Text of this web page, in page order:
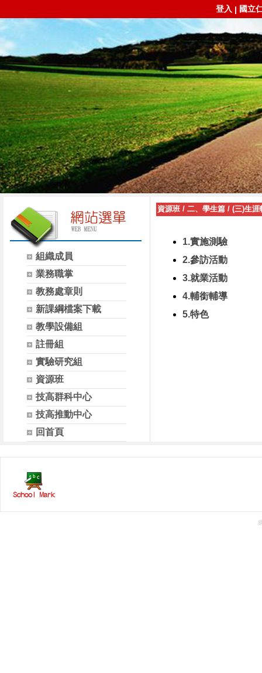
登入 | 國立
組織成員
業務職掌
教務處章則
新課綱檔案下載
教學設備組
註冊組
實驗研究組
資源班
技高群科中心
技高推動中心
回首頁
資源班 / 二、學生篇 / (三)生涯
1.實施測驗
2.參訪活動
3.就業活動
4.輔銜輔導
5.特色